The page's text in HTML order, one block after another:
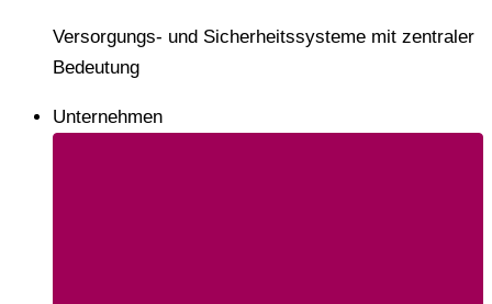
Versorgungs- und Sicherheitssysteme mit zentraler
Bedeutung
Unternehmen